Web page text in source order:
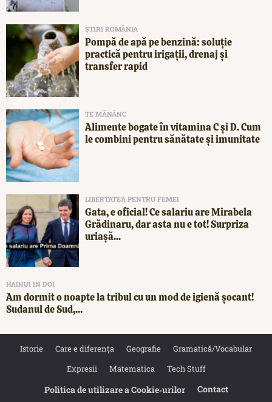
ȘTIRI ROMÂNIA
Pompă de apă pe benzină: soluție
practică pentru irigații, drenaj și
transfer rapid
TE MĂNÂNC
Alimente bogate în vitamina C și D. Cum
le combini pentru sănătate și imunitate
LIBERTATEA PENTRU FEMEI
Gata, e oficial! Ce salariu are Mirabela
Grădinaru, dar asta nu e tot! Surpriza
uriașă...
HAIHUI IN DOI
Am dormit o noapte la tribul cu un mod de igienă șocant!
Sudanul de Sud,...
Istorie Care e diferența Geografie
Gramatică/Vocabular
Expresii
Matematica Tech Stuff
Politica de utilizare a Cookie‐urilor Contact